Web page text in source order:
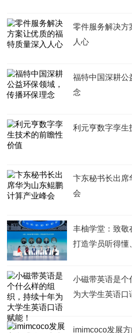
零件服务解决方
人心
福特中国深耕公
念
利元亨数字孪生
卞东秘书长出席
会
丰柚学堂：致敬
打造学员听得懂
小磁带英语是个
为大学生英语口
imimcoco发展